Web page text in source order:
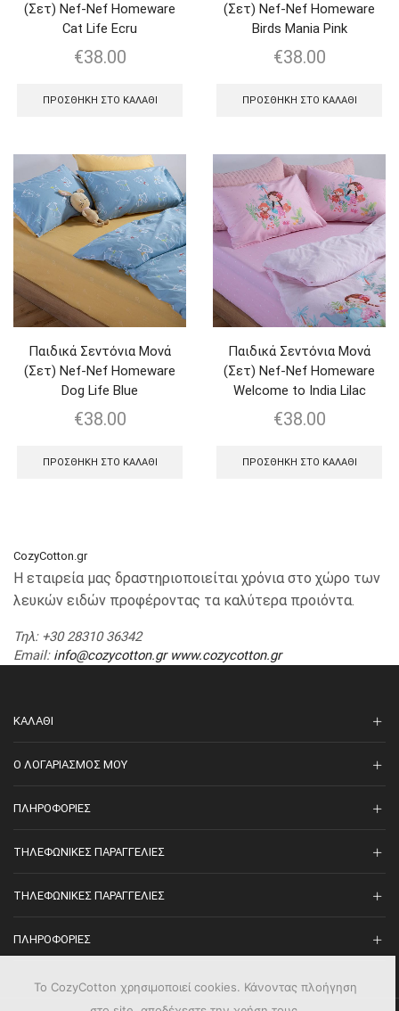
(Σετ) Nef-Nef Homeware
Cat Life Ecru
€38.00
ΠΡΟΣΘΉΚΗ ΣΤΟ ΚΑΛΆΘΙ
(Σετ) Nef-Nef Homeware
Birds Mania Pink
€38.00
ΠΡΟΣΘΉΚΗ ΣΤΟ ΚΑΛΆΘΙ
Παιδικά Σεντόνια Μονά
(Σετ) Nef-Nef Homeware
Dog Life Blue
€38.00
ΠΡΟΣΘΉΚΗ ΣΤΟ ΚΑΛΆΘΙ
Παιδικά Σεντόνια Μονά
(Σετ) Nef-Nef Homeware
Welcome to India Lilac
€38.00
ΠΡΟΣΘΉΚΗ ΣΤΟ ΚΑΛΆΘΙ
CozyCotton.gr
Η εταιρεία μας δραστηριοποιείται χρόνια στο χώρο των
λευκών ειδών προφέροντας τα καλύτερα προιόντα.
Τηλ: +30 28310 36342
Email: info@cozycotton.gr www.cozycotton.gr
ΚΑΛΆΘΙ
O ΛΟΓΑΡΙΑΣΜΌΣ ΜΟΥ
ΠΛΗΡΟΦΟΡΊΕΣ
ΤΗΛΕΦΩΝΙΚΈΣ ΠΑΡΑΓΓΕΛΊΕΣ
ΤΗΛΕΦΩΝΙΚΈΣ ΠΑΡΑΓΓΕΛΊΕΣ
ΠΛΗΡΟΦΟΡΊΕΣ
Το CozyCotton χρησιμοποιεί cookies. Κάνοντας πλοήγηση